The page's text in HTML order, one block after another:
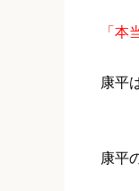
「本
康平
康平